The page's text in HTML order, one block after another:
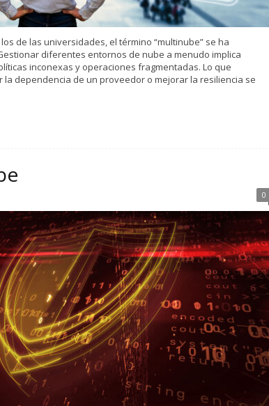
de las universidades, el término “multinube” se ha
diferentes entornos de nube a menudo implica
inconexas y operaciones fragmentadas. Lo que
dependencia de un proveedor o mejorar la resiliencia se
0